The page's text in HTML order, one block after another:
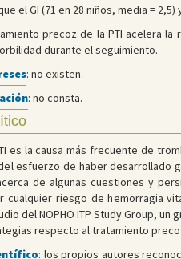
el GI (71 en 28 niños, media = 2,5)
precoz de la PTI acelera la
durante el seguimiento.
: no existen.
: no consta.
es la causa más frecuente de
esfuerzo de haber desarrollado
de algunas cuestiones y
cualquier riesgo de hemorragia
del NOPHO ITP Study Group,
respecto al tratamiento
: los propios autores